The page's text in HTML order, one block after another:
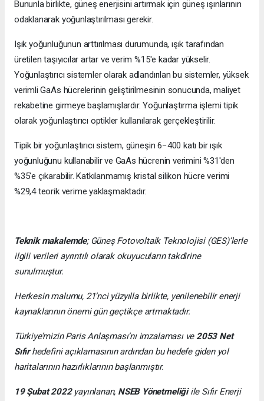
Bununla birlikte, güneş enerjisini artırmak için güneş ışınlarının
odaklanarak yoğunlaştırılması gerekir.
Işık yoğunluğunun arttırılması durumunda, ışık tarafından
üretilen taşıyıcılar artar ve verim %15'e kadar yükselir.
Yoğunlaştırıcı sistemler olarak adlandırılan bu sistemler, yüksek
verimli GaAs hücrelerinin geliştirilmesinin sonucunda, maliyet
rekabetine girmeye başlamışlardır. Yoğunlaştırma işlemi tipik
olarak yoğunlaştırıcı optikler kullanılarak gerçekleştirilir.
Tipik bir yoğunlaştırıcı sistem, güneşin 6−400 katı bir ışık
yoğunluğunu kullanabilir ve GaAs hücrenin verimini %31'den
%35'e çıkarabilir. Katkılanmamış kristal silikon hücre verimi
%29,4 teorik verime yaklaşmaktadır.
Teknik makalemde; Güneş Fotovoltaik Teknolojisi (GES)’lerle
ilgili verileri ayrıntılı olarak okuyucuların takdirine
sunulmuştur.
Herkesin malumu, 21’nci yüzyılla birlikte, yenilenebilir enerji
kaynaklarının önemi gün geçtikçe artmaktadır.
Türkiye’mizin Paris Anlaşması’nı imzalaması ve2053 Net
Sıfırhedefini açıklamasının ardından bu hedefe giden yol
haritalarının hazırlıklarının başlanmıştır.
19 Şubat 2022 yayınlanan, NSEB Yönetmeliğiile Sıfır Enerji